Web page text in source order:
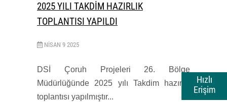
Hızlı
Erişim
2025 YILI TAKDİM HAZIRLIK
TOPLANTISI YAPILDI
NISAN 9 2025
DSİ Çoruh Projeleri 26. Bölge
Müdürlüğünde 2025 yılı Takdim hazırlık
toplantısı yapılmıştır...